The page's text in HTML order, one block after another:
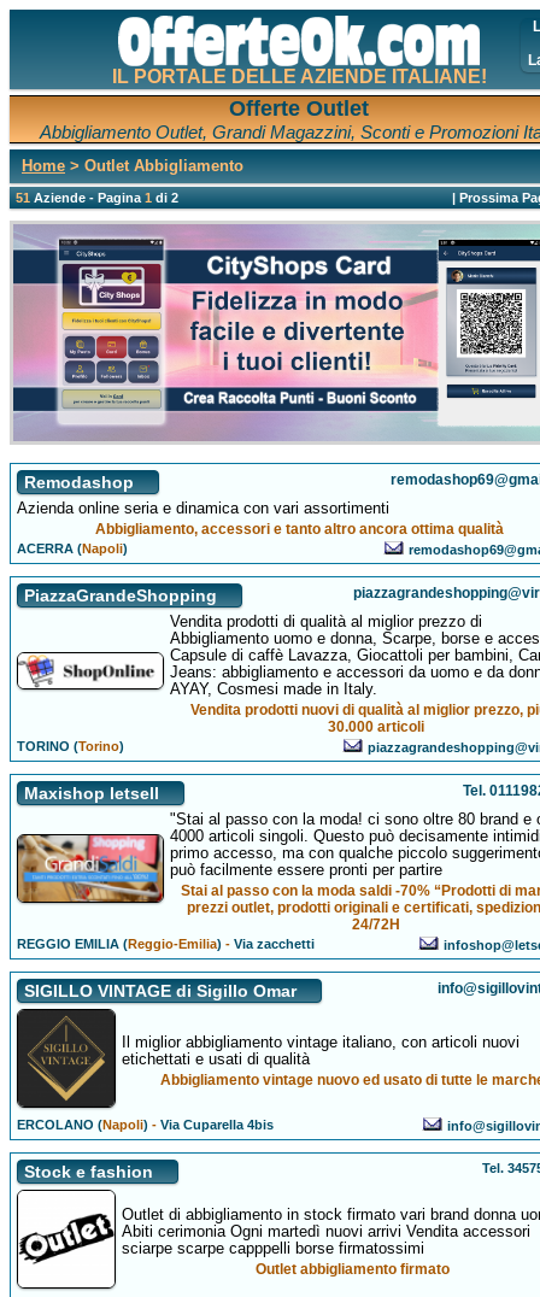
IL PORTALE DELLE AZIENDE ITALIANE!
Offerte Outlet
Abbigliamento Outlet, Grandi Magazzini, Sconti e Promozioni
Home > Outlet Abbigliamento
51Aziende - Pagina1di 2 |Prossima
Remodashop
Azienda online seria e dinamica con vari assortimenti
Abbigliamento, accessori e tanto altro ancora ottima qualità
ACERRA (Napoli)
PiazzaGrandeShopping
Vendita prodotti di qualità al miglior prezzo di
Abbigliamento uomo e donna, Scarpe, borse e
Capsule di caffè Lavazza, Giocattoli per bambini,
Jeans: abbigliamento e accessori da uomo e da
AYAY, Cosmesi made in Italy.
Vendita prodotti nuovi di qualità al miglior prezzo,
30.000 articoli
TORINO (Torino)
Maxishop letsell Tel.
"Stai al passo con la moda! ci sono oltre 80 brand e
4000 articoli singoli. Questo può decisamente
primo accesso, ma con qualche piccolo
può facilmente essere pronti per partire
Stai al passo con la moda saldi -70% “Prodotti di
prezzi outlet, prodotti originali e certificati,
24/72H
REGGIO EMILIA (Reggio-Emilia) -Via zacchetti
SIGILLO VINTAGE di Sigillo Omar
Il miglior abbigliamento vintage italiano, con articoli nuovi
etichettati e usati di qualità
Abbigliamento vintage nuovo ed usato di tutte le
ERCOLANO (Napoli) -Via Cuparella 4bis
Stock e fashion Tel.
Outlet di abbigliamento in stock firmato vari brand donna
Abiti cerimonia Ogni martedì nuovi arrivi Vendita accessori
sciarpe scarpe capppelli borse firmatossimi
Outlet abbigliamento firmato